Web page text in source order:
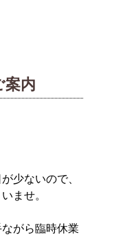
案内
少ないので、
ませ。
がら臨時休業